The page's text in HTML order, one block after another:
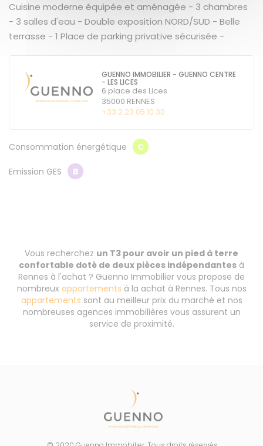
Cuisine moderne équipée et aménagée - 3 chambres
- 3 salles d'eau - Double exposition NORD/SUD - Belle
terrasse - 1 Place de parking privative sécurisée -
GUENNO IMMOBILIER - GUENNO CENTRE
- LES LICES
6 place des Lices
35000 RENNES
+33 2 23 05 10 30
Consommation énergétique C
Emission GES B
Vous recherchez un T3 pour avoir un pied à terre
confortable doté de deux pièces indépendantes à
Rennes à l'achat ? Guenno Immobilier vous propose de
nombreux appartements à la achat à Rennes. Tous nos
appartements sont au meilleur prix du marché et nos
nombreuses agences immobilières vous assurent un
service de proximité.